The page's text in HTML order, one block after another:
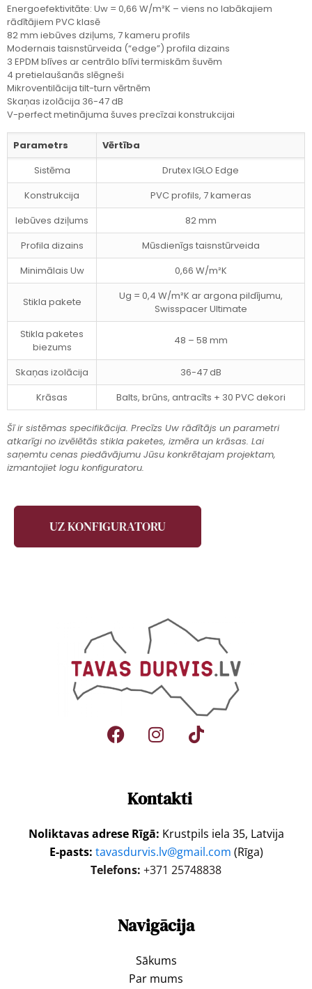
Energoefektivitāte: Uw = 0,66 W/m²K – viens no labākajiem
rādītājiem PVC klasē
82 mm iebūves dziļums, 7 kameru profils
Modernais taisnstūrveida (“edge”) profila dizains
3 EPDM blīves ar centrālo blīvi termiskām šuvēm
4 pretielaušanās slēgneši
Mikroventilācija tilt-turn vērtnēm
Skaņas izolācija 36-47 dB
V-perfect metinājuma šuves precīzai konstrukcijai
Parametrs
Vērtība
Sistēma
Drutex IGLO Edge
Konstrukcija
PVC profils, 7 kameras
Iebūves dziļums
82 mm
Profila dizains
Mūsdienīgs taisnstūrveida
Minimālais Uw
0,66 W/m²K
Stikla pakete
Ug = 0,4 W/m²K ar argona pildījumu,
Swisspacer Ultimate
Stikla paketes
biezums
48 – 58 mm
Skaņas izolācija
36-47 dB
Krāsas
Balts, brūns, antracīts + 30 PVC dekori
Šī ir sistēmas specifikācija. Precīzs Uw rādītājs un parametri
atkarīgi no izvēlētās stikla paketes, izmēra un krāsas. Lai
saņemtu cenas piedāvājumu Jūsu konkrētajam projektam,
izmantojiet logu konfiguratoru.
UZ KONFIGURATORU
Kontakti
Noliktavas adrese Rīgā: Krustpils iela 35, Latvija
E-pasts: tavasdurvis.lv@gmail.com (Rīga)
Telefons: +371 25748838
Navigācija
Sākums
Par mums